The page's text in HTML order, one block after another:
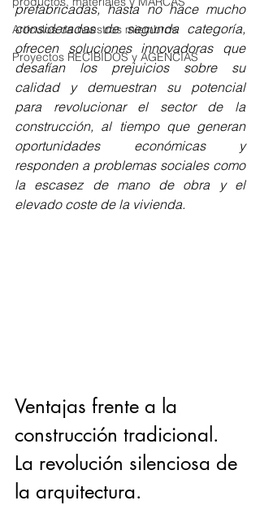
Artículos de nuestros miembros
Proyectos RECIBIDOS y AGENCIAS
prefabricadas, hasta no hace mucho
consideradas de segunda categoría,
ofrecen soluciones innovadoras que
desafían los prejuicios sobre su
calidad y demuestran su potencial
para revolucionar el sector de la
construcción, al tiempo que generan
oportunidades económicas y
responden a problemas sociales como
la escasez de mano de obra y el
elevado coste de la vivienda.
Ventajas frente a la
construcción tradicional.
La revolución silenciosa de
la arquitectura.